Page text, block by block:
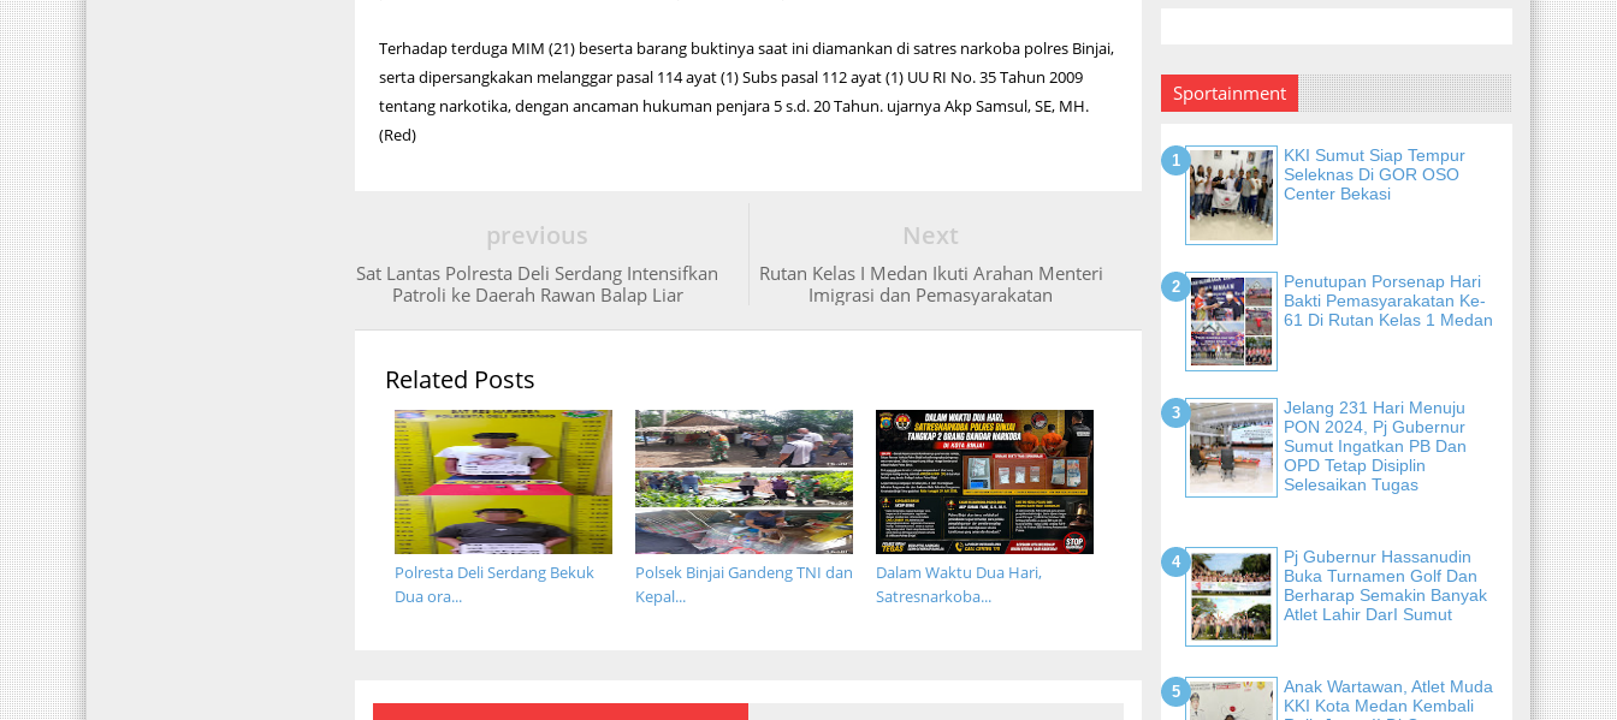
Terhadap terduga MIM (21) beserta barang buktinya saat ini diamankan di satres narkoba polres Binjai,
serta dipersangkakan melanggar pasal 114 ayat (1) Subs pasal 112 ayat (1) UU RI No. 35 Tahun 2009
tentang narkotika, dengan ancaman hukuman penjara 5 s.d. 20 Tahun. ujarnya Akp Samsul, SE, MH.
(Red)
Next
Rutan Kelas I Medan Ikuti Arahan Menteri
Imigrasi dan Pemasyarakatan
previous
Sat Lantas Polresta Deli Serdang Intensifkan
Patroli ke Daerah Rawan Balap Liar
Related Posts
Dalam Waktu Dua Hari,
Satresnarkoba...
Polsek Binjai Gandeng TNI dan
Kepal...
Polresta Deli Serdang Bekuk
Dua ora...
Sportainment
KKI Sumut Siap Tempur
Seleknas Di GOR OSO
Center Bekasi
Penutupan Porsenap Hari
Bakti Pemasyarakatan Ke-
61 Di Rutan Kelas 1 Medan
Jelang 231 Hari Menuju
PON 2024, Pj Gubernur
Sumut Ingatkan PB Dan
OPD Tetap Disiplin
Selesaikan Tugas
Pj Gubernur Hassanudin
Buka Turnamen Golf Dan
Berharap Semakin Banyak
Atlet Lahir DarI Sumut
Anak Wartawan, Atlet Muda
KKI Kota Medan Kembali